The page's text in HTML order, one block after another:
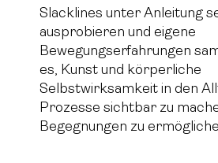
Slacklines unter Anleitung
ausprobieren und eigene
Bewegungserfahrungen
es, Kunst und körperliche
Selbstwirksamkeit in den
Prozesse sichtbar zu
Begegnungen zu